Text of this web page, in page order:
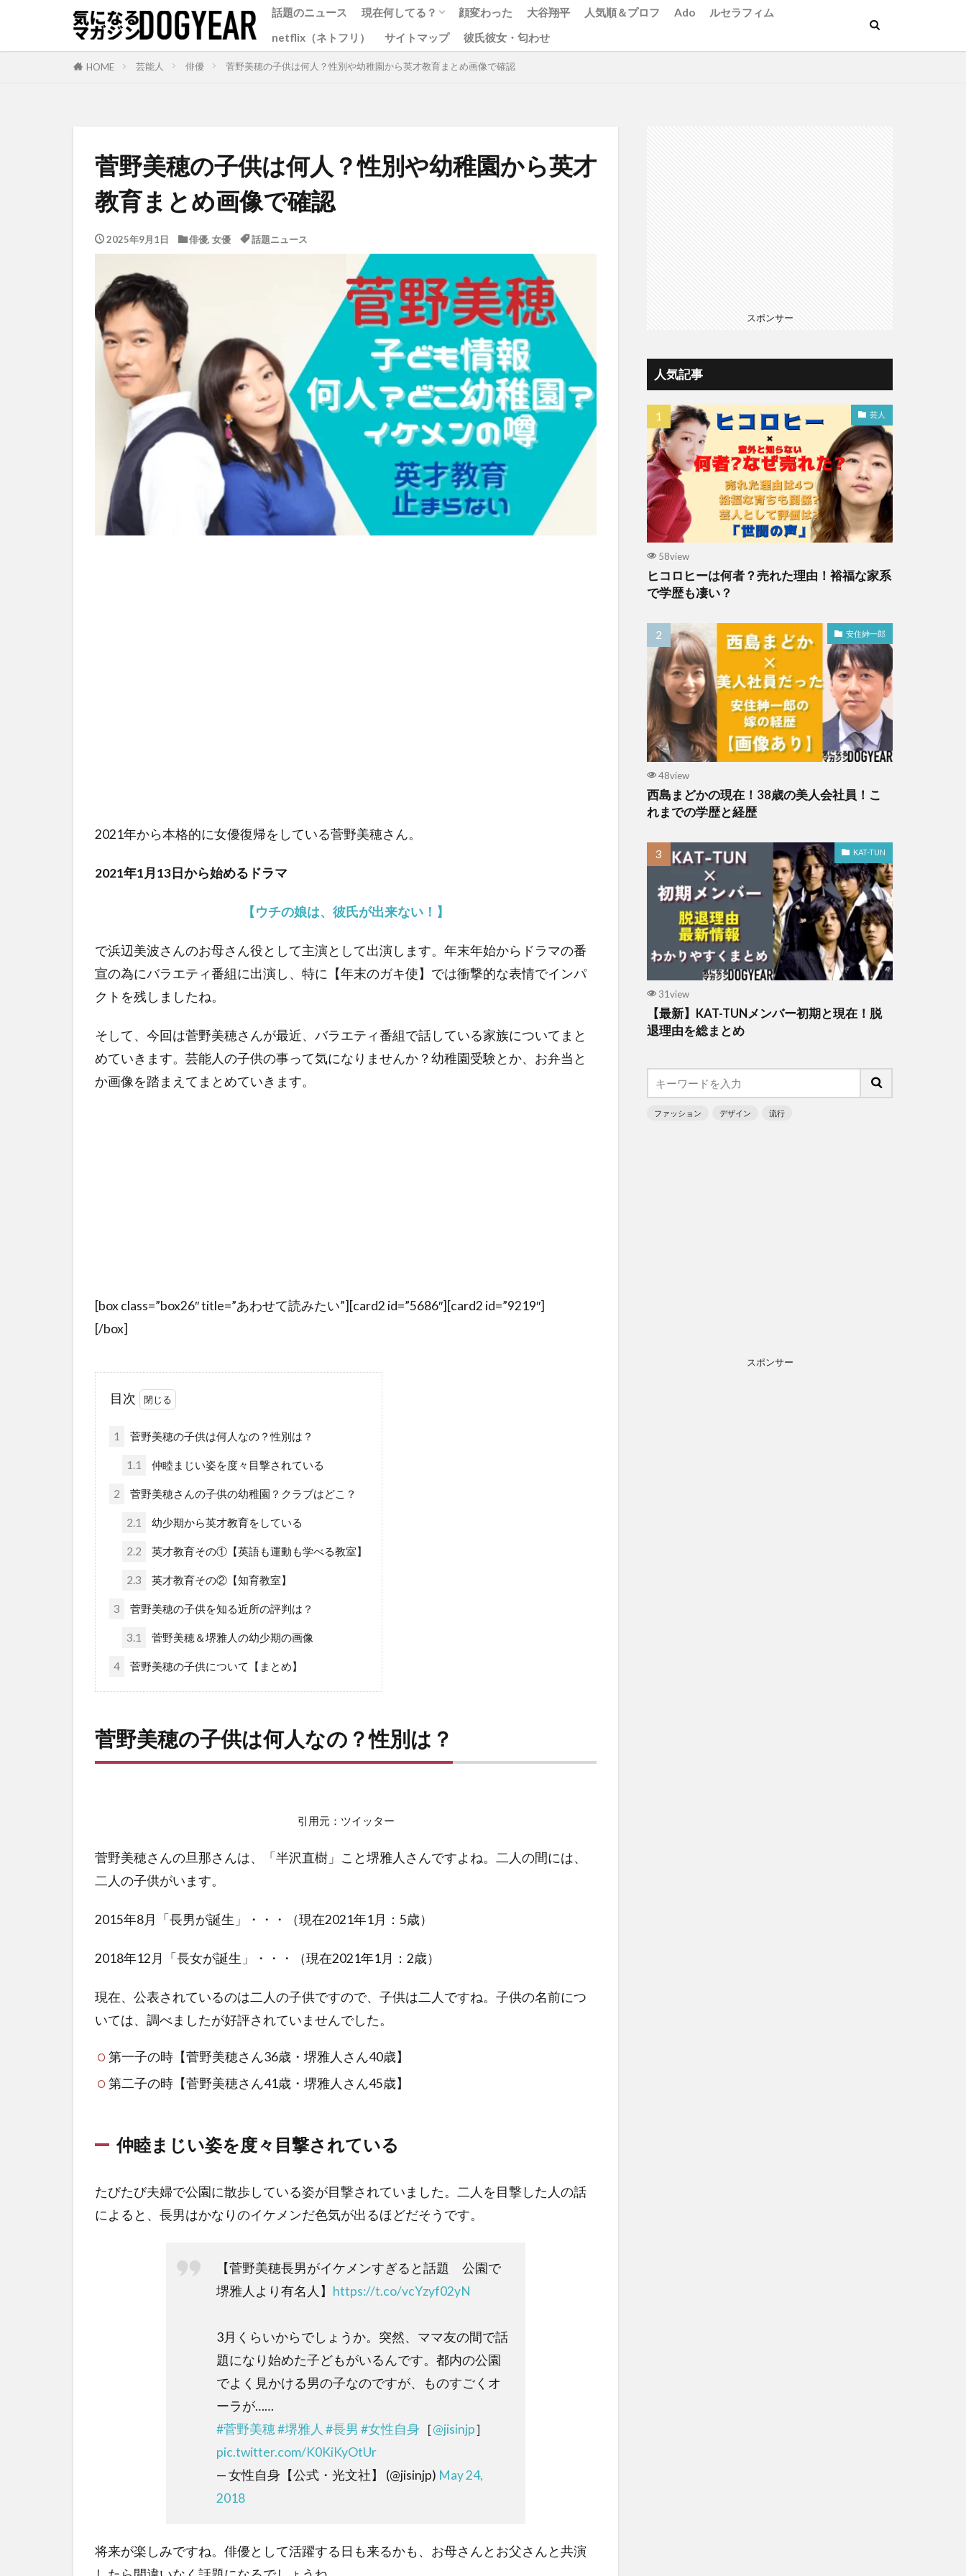
話題のニュース 現在何してる？
松本人志
ジャニーズ
顔変わった 大谷翔平 人気順＆プロフ Ado
ルセラフィム
netflix（ネトフリ）
サイトマップ 彼氏彼女・匂わせ
HOME 芸能人 俳優 菅野美穂の子供は何人？性別や幼稚園から英才教育まとめ画像で確認
菅野美穂の子供は何人？性別や幼稚園から英才
教育まとめ画像で確認
2025年9月1日 俳優, 女優 話題ニュース
2021年から本格的に女優復帰をしている菅野美穂さん。
2021年1月13日から始めるドラマ
【ウチの娘は、彼氏が出来ない！】
で浜辺美波さんのお母さん役として主演として出演します。年末年始からドラマの番
宣の為にバラエティ番組に出演し、特に【年末のガキ使】では衝撃的な表情でインパ
クトを残しましたね。
そして、今回は菅野美穂さんが最近、バラエティ番組で話している家族についてまと
めていきます。芸能人の子供の事って気になりませんか？幼稚園受験とか、お弁当と
か画像を踏まえてまとめていきます。
[box class=”box26″ title=”あわせて読みたい”][card2 id=”5686″][card2 id=”9219″]
[/box]
目次
1 菅野美穂の子供は何人なの？性別は？
1.1 仲睦まじい姿を度々目撃されている
2 菅野美穂さんの子供の幼稚園？クラブはどこ？
2.1 幼少期から英才教育をしている
2.2 英才教育その①【英語も運動も学べる教室】
2.3 英才教育その②【知育教室】
3 菅野美穂の子供を知る近所の評判は？
3.1 菅野美穂＆堺雅人の幼少期の画像
4 菅野美穂の子供について【まとめ】
菅野美穂の子供は何人なの？性別は？
引用元：ツイッター
菅野美穂さんの旦那さんは、「半沢直樹」こと堺雅人さんですよね。二人の間には、
二人の子供がいます。
2015年8月「長男が誕生」・・・（現在2021年1月：5歳）
2018年12月「長女が誕生」・・・（現在2021年1月：2歳）
現在、公表されているのは二人の子供ですので、子供は二人ですね。子供の名前につ
いては、調べましたが好評されていませんでした。
第一子の時【菅野美穂さん36歳・堺雅人さん40歳】
第二子の時【菅野美穂さん41歳・堺雅人さん45歳】
仲睦まじい姿を度々目撃されている
たびたび夫婦で公園に散歩している姿が目撃されていました。二人を目撃した人の話
によると、長男はかなりのイケメンだ色気が出るほどだそうです。
【菅野美穂長男がイケメンすぎると話題 公園で
堺雅人より有名人】 https://t.co/vcYzyf02yN
3月くらいからでしょうか。突然、ママ友の間で話
題になり始めた子どもがいるんです。都内の公園
でよく見かける男の子なのですが、ものすごくオ
ーラが……
#菅野美穂#堺雅人 #長男 #女性自身 ［@jisinjp］
pic.twitter.com/K0KiKyOtUr
— 女性自身【公式・光文社】 (@jisinjp) May 24,
2018
将来が楽しみですね。俳優として活躍する日も来るかも、お母さんとお父さんと共演
スポンサー
人気記事
芸人
58view
ヒコロヒーは何者？売れた理由！裕福な家系
で学歴も凄い？
安住紳一郎
48view
西島まどかの現在！38歳の美人会社員！こ
れまでの学歴と経歴
KAT-TUN
31view
【最新】KAT-TUNメンバー初期と現在！脱
退理由を総まとめ
ファッション デザイン 流行
スポンサー